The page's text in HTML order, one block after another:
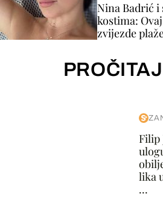
Nina Badrić i
kostima:
zvijezde
Filip
lika
...